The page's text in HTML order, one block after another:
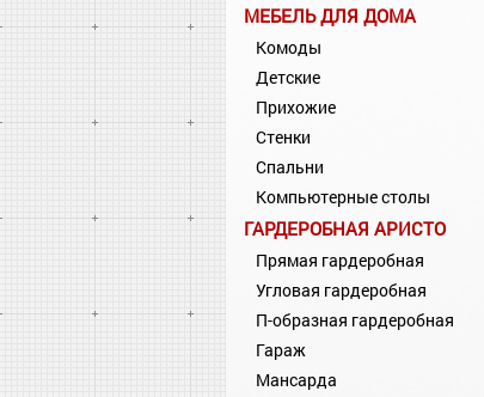
МЕБЕЛЬ ДЛЯ ДОМА
Комоды
Детские
Прихожие
Стенки
Спальни
Компьютерные столы
ГАРДЕРОБНАЯ АРИСТО
Прямая гардеробная
Угловая гардеробная
П-образная гардеробная
Гараж
Мансарда